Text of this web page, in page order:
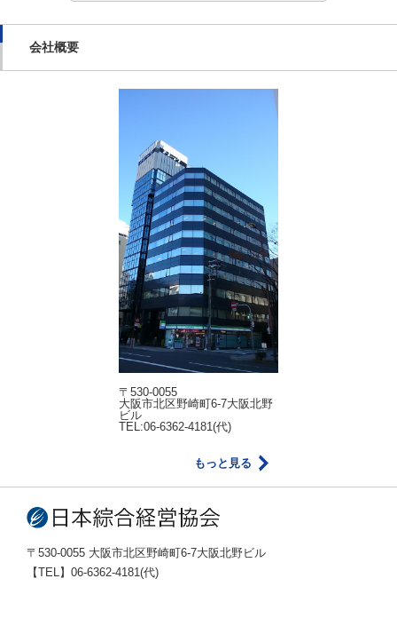
会社概要
〒530-0055
大阪市北区野崎町6-7大阪北野
ビル
TEL:06-6362-4181(代)
もっと見る
〒530-0055 大阪市北区野崎町6-7大阪北野ビル
【TEL】06-6362-4181(代)